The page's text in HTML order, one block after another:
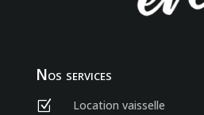
Nos services
Z Location vaisselle